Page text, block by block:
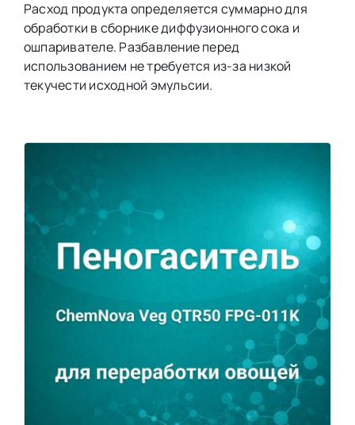
Расход продукта определяется суммарно для
обработки в сборнике диффузионного сока и
ошпаривателе. Разбавление перед
использованием не требуется из-за низкой
текучести исходной эмульсии.